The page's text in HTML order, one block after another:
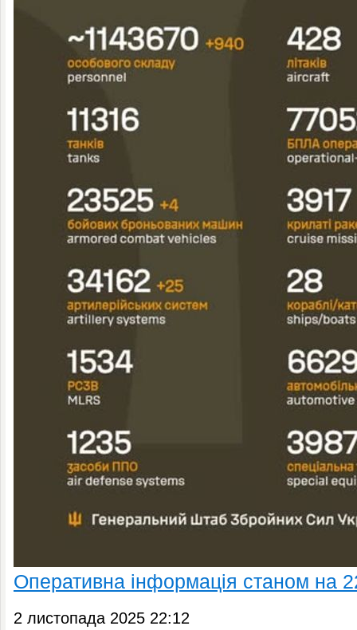
Оперативна інформація станом на
2 листопада 2025 22:12